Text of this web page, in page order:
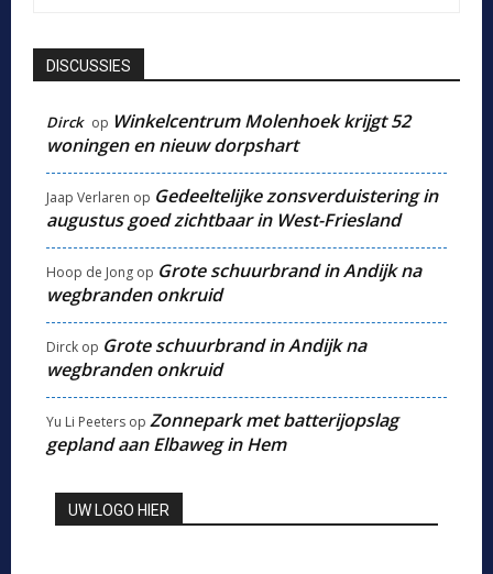
DISCUSSIES
Dirck op Winkelcentrum Molenhoek krijgt 52
woningen en nieuw dorpshart
Jaap Verlaren op Gedeeltelijke zonsverduistering in
augustus goed zichtbaar in West-Friesland
Hoop de Jong op Grote schuurbrand in Andijk na
wegbranden onkruid
Dirck op Grote schuurbrand in Andijk na
wegbranden onkruid
Yu Li Peeters op Zonnepark met batterijopslag
gepland aan Elbaweg in Hem
UW LOGO HIER